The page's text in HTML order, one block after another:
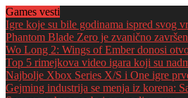
Games vesti
Igre koje su bile godinama ispred svog
Phantom Blade Zero je zvanično
Wo Long 2: Wings of Ember donosi
Top 5 rimejkova video igara koji su
Najbolje Xbox Series X/S i One igre
Gejming industrija se menja iz korena: